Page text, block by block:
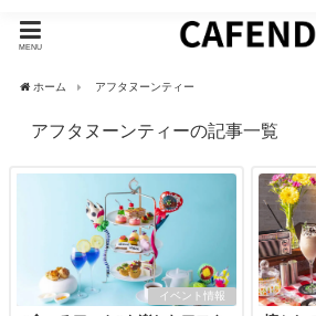
MENU
ホーム アフタヌーンティー
アフタヌーンティーの記事一覧
イベント情報